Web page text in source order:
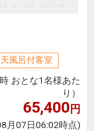
ゃぶしゃぶと
れば滞在中何
セルフサービ
にバスタオル
風呂付客室
おとな1名様あた
り）
65,400円
月07日06:02時点)